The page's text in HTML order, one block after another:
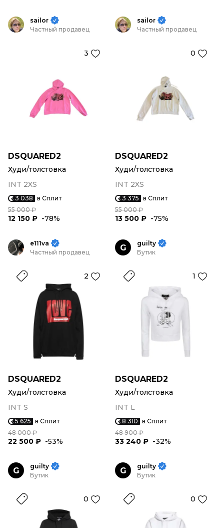
sailor
Частный продавец
3
DSQUARED2
Худи/толстовка
INT 2XS
3 038 в Сплит
55 000 ₽
12 150 ₽ -78%
sailor
Частный продавец
0
DSQUARED2
Худи/толстовка
INT 2XS
3 375 в Сплит
55 000 ₽
13 500 ₽ -75%
e111va
Частный продавец
2
DSQUARED2
Худи/толстовка
INT S
5 625 в Сплит
48 000 ₽
22 500 ₽ -53%
G
guilty
Бутик
1
DSQUARED2
Худи/толстовка
INT L
8 310 в Сплит
48 900 ₽
33 240 ₽ -32%
G
guilty
Бутик
0
G
guilty
Бутик
0